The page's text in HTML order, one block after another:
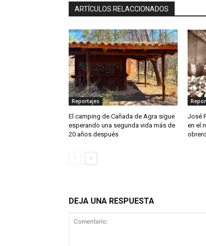
ARTÍCULOS RELACCIONADOS
Reportajes
El camping de Cañada de Agra sigue
esperando una segunda vida más de
20 años después
José
en el
obrero
DEJA UNA RESPUESTA